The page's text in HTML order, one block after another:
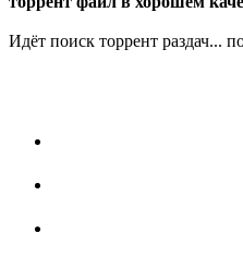
Идёт поиск торрент раздач...